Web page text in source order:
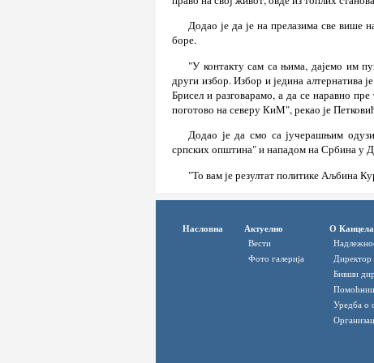
Додао је да је на прелазима све више
боре.
"У контакту сам са њима, дајемо им
други избор. Избор и једина алтернатива
Брисел и разговарамо, а да се наравно
поготово на северу КиМ", рекао је
Додао је да смо са јучерашњим
српских општина" и нападом на Србина у
"То вам је резултат политике Аљбина
Насловна Актуелно
Вести
Фото галерија
О
Директор
Бивши
Уредба о